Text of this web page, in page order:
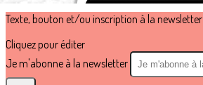
Texte, bouton et/ou inscription à la newsletter
Cliquez pour éditer
Je m'abonne à la newsletter